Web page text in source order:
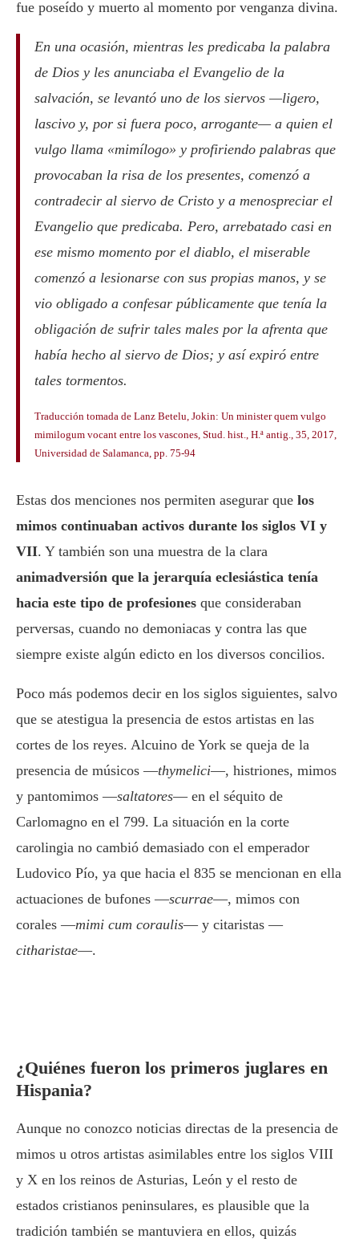
fue poseído y muerto al momento por venganza divina.
En una ocasión, mientras les predicaba la palabra
de Dios y les anunciaba el Evangelio de la
salvación, se levantó uno de los siervos —ligero,
lascivo y, por si fuera poco, arrogante— a quien el
vulgo llama «mimílogo» y profiriendo palabras que
provocaban la risa de los presentes, comenzó a
contradecir al siervo de Cristo y a menospreciar el
Evangelio que predicaba. Pero, arrebatado casi en
ese mismo momento por el diablo, el miserable
comenzó a lesionarse con sus propias manos, y se
vio obligado a confesar públicamente que tenía la
obligación de sufrir tales males por la afrenta que
había hecho al siervo de Dios; y así expiró entre
tales tormentos.
Traducción tomada de Lanz Betelu, Jokin: Un minister quem vulgo
mimilogum vocant entre los vascones, Stud. hist., H.ª antig., 35, 2017,
Universidad de Salamanca, pp. 75-94
Estas dos menciones nos permiten asegurar que los
mimos continuaban activos durante los siglos VI y
VII. Y también son una muestra de la clara
animadversión que la jerarquía eclesiástica tenía
hacia este tipo de profesiones que consideraban
perversas, cuando no demoniacas y contra las que
siempre existe algún edicto en los diversos concilios.
Poco más podemos decir en los siglos siguientes, salvo
que se atestigua la presencia de estos artistas en las
cortes de los reyes. Alcuino de York se queja de la
presencia de músicos —thymelici—, histriones, mimos
y pantomimos —saltatores— en el séquito de
Carlomagno en el 799. La situación en la corte
carolingia no cambió demasiado con el emperador
Ludovico Pío, ya que hacia el 835 se mencionan en ella
actuaciones de bufones —scurrae—, mimos con
corales —mimi cum coraulis— y citaristas —
citharistae—.
¿Quiénes fueron los primeros juglares en
Hispania?
Aunque no conozco noticias directas de la presencia de
mimos u otros artistas asimilables entre los siglos VIII
y X en los reinos de Asturias, León y el resto de
estados cristianos peninsulares, es plausible que la
tradición también se mantuviera en ellos, quizás